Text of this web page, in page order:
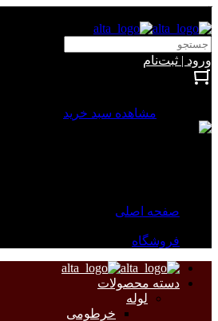
ورود | ثبت‌نام
مشاهده سبد خرید
صفحه اصلی
فروشگاه
دسته محصولات
لوله
خرطومی